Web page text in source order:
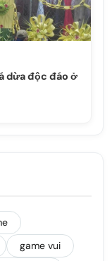
dừa độc đáo ở
game vui